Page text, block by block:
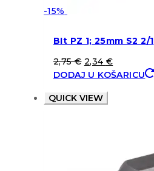
-15%
BIt PZ 1; 25mm S2 2/1
2,75€ 2,34 €
DODAJ U KOŠARICU
QUICK VIEW